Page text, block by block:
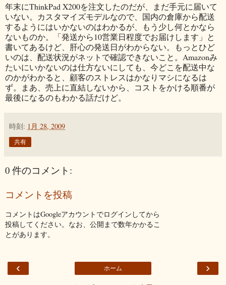
年末にThinkPad X200を注文したのだが、まだ手元に届いて
いない。カスタマイズモデルなので、国内の倉庫から配送
するようにはいかないのはわかるが、もう少し何とかなら
ないものか。「発送から10営業日程度でお届けします」と
書いてあるけど、肝心の発送日がわからない。もっとひど
いのは、配送状況がネットで確認できないこと。Amazonみ
たいにいかないのは仕方ないにしても、今どこを配送中な
のかがわかると、顧客のストレスはかなりマシになるは
ず。まあ、売上に直結しないから、コストをかける順番が
最後になるのもわかる話だけど。
時刻: 1月 28, 2009
共有
0 件のコメント:
コメントを投稿
コメントはGoogleアカウントでログインしてから
投稿してください。なお、公開まで数年かかるこ
とがあります。
‹ ›
ホーム